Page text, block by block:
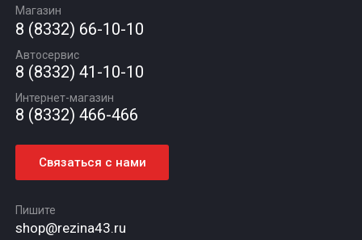
Автомасла
Шиномонтаж
Гарантии и возврат
Вакансии
Новости
Статьи
Контакты
Магазин
8 (8332) 66-10-10
Автосервис
8 (8332) 41-10-10
Интернет-магазин
8 (8332) 466-466
Связаться с нами
Пишите
shop@rezina43.ru